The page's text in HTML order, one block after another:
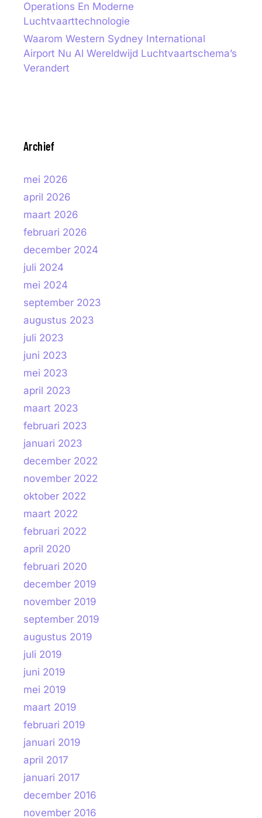
Operations En Moderne
Luchtvaarttechnologie
Waarom Western Sydney International
Airport Nu Al Wereldwijd Luchtvaartschema’s
Verandert
Archief
mei 2026
april 2026
maart 2026
februari 2026
december 2024
juli 2024
mei 2024
september 2023
augustus 2023
juli 2023
juni 2023
mei 2023
april 2023
maart 2023
februari 2023
januari 2023
december 2022
november 2022
oktober 2022
maart 2022
februari 2022
april 2020
februari 2020
december 2019
november 2019
september 2019
augustus 2019
juli 2019
juni 2019
mei 2019
maart 2019
februari 2019
januari 2019
april 2017
januari 2017
december 2016
november 2016